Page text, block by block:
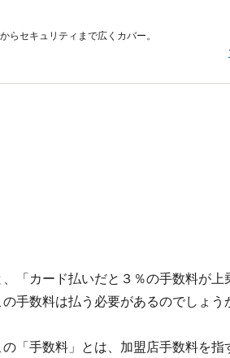
らセキュリティまで広くカバー。
「カード払いだと３％の手数料が上
手数料は払う必要があるのでしょう
の「手数料」とは、加盟店手数料を指